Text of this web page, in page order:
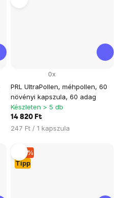
PRL UltraPollen, méhpollen, 60
növényi kapszula, 60 adag
0x
Készleten > 5 db
14 820 Ft
Egységár:
247 Ft / 1 kapszula
Tipp
–15 %